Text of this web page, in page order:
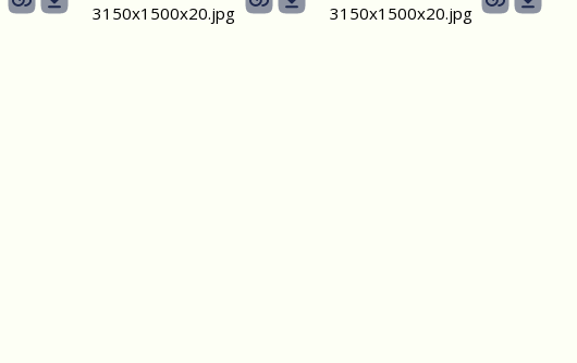
3150х1500х20.jpg
3150х1500х20.jpg